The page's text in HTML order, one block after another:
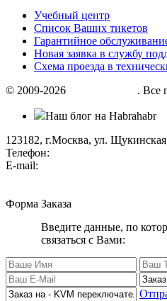
Учебный центр
Список Ваших тикетов
Гарантийное
Новая заявка в службу
Схема проезда в
© 2009-2026
. Все
Наш блог на Habrahabr
123182, г.Москва, ул.
Телефон:
E-mail:
Форма Заказа
Введите данные, по
связаться с Вами: